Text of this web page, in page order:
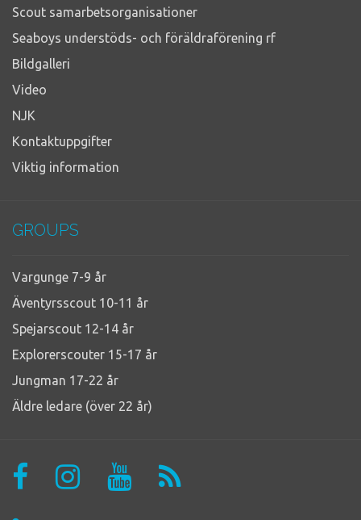
Scout samarbetsorganisationer
Seaboys understöds- och föräldraförening rf
Bildgalleri
Video
NJK
Kontaktuppgifter
Viktig information
GROUPS
Vargunge 7-9 år
Äventyrsscout 10-11 år
Spejarscout 12-14 år
Explorerscouter 15-17 år
Jungman 17-22 år
Äldre ledare (över 22 år)